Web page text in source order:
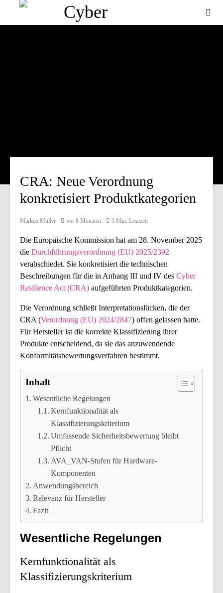
CRA: Neue Verordnung
konkretisiert Produktkategorien
Markus Müller vor 8 Monaten 3 Min. Lesezeit
Die Europäische Kommission hat am 28. November 2025
die Durchführungsverordnung (EU) 2025/2392
verabschiedet. Sie konkretisiert die technischen
Beschreibungen für die in Anhang III und IV des Cyber
Resilience Act (CRA) aufgeführten Produktkategorien.
Die Verordnung schließt Interpretationslücken, die der
CRA (Verordnung (EU) 2024/2847) offen gelassen hatte.
Für Hersteller ist die korrekte Klassifizierung ihrer
Produkte entscheidend, da sie das anzuwendende
Konformitätsbewertungsverfahren bestimmt.
Inhalt
Wesentliche Regelungen
Kernfunktionalität als
Klassifizierungskriterium
Umfassende Sicherheitsbewertung bleibt
Pflicht
AVA_VAN-Stufen für Hardware-
Komponenten
Anwendungsbereich
Relevanz für Hersteller
Fazit
Wesentliche Regelungen
Kernfunktionalität als
Klassifizierungskriterium